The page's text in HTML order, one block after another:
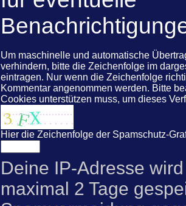
Um maschinelle und automatische
verhindern, bitte die Zeichenfolge im
eintragen. Nur wenn die Zeichenfolge
Kommentar angenommen werden. Bitte
Cookies unterstützen muss, um dieses
Hier die Zeichenfolge der Spamschutz-
Deine IP-Adresse
maximal 2 Tage